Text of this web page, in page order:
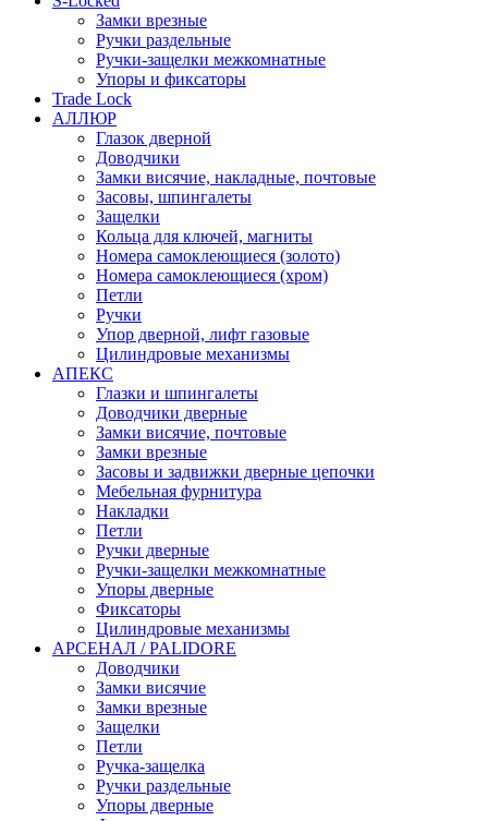
Замки врезные
Ручки раздельные
Ручки-защелки межкомнатные
Упоры и фиксаторы
Trade Lock
АЛЛЮР
Глазок дверной
Доводчики
Замки висячие, накладные, почтовые
Засовы, шпингалеты
Защелки
Кольца для ключей, магниты
Номера самоклеющиеся (золото)
Номера самоклеющиеся (хром)
Петли
Ручки
Упор дверной, лифт газовые
Цилиндровые механизмы
АПЕКС
Глазки и шпингалеты
Доводчики дверные
Замки висячие, почтовые
Замки врезные
Засовы и задвижки дверные цепочки
Мебельная фурнитура
Накладки
Петли
Ручки дверные
Ручки-защелки межкомнатные
Упоры дверные
Фиксаторы
Цилиндровые механизмы
АРСЕНАЛ / PALIDORE
Доводчики
Замки висячие
Замки врезные
Защелки
Петли
Ручка-защелка
Ручки раздельные
Упоры дверные